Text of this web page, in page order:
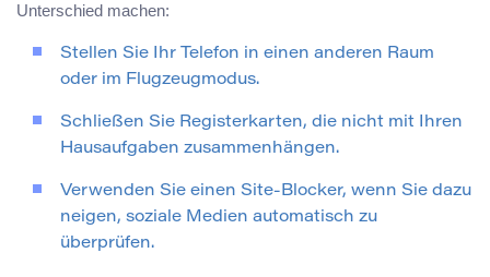
Unterschied machen:
Stellen Sie Ihr Telefon in einen anderen Raum
oder im Flugzeugmodus.
Schließen Sie Registerkarten, die nicht mit Ihren
Hausaufgaben zusammenhängen.
Verwenden Sie einen Site-Blocker, wenn Sie dazu
neigen, soziale Medien automatisch zu
überprüfen.